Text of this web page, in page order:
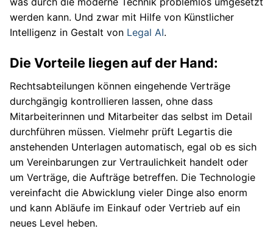
werden kann. Und zwar mit Hilfe von Künstlicher
Intelligenz in Gestalt von Legal AI.
Die Vorteile liegen auf der Hand:
Rechtsabteilungen können eingehende Verträge
durchgängig kontrollieren lassen, ohne dass
Mitarbeiterinnen und Mitarbeiter das selbst im Detail
durchführen müssen. Vielmehr prüft Legartis die
anstehenden Unterlagen automatisch, egal ob es sich
um Vereinbarungen zur Vertraulichkeit handelt oder
um Verträge, die Aufträge betreffen. Die Technologie
vereinfacht die Abwicklung vieler Dinge also enorm
und kann Abläufe im Einkauf oder Vertrieb auf ein
neues Level heben.